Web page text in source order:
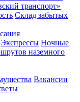
транспорт»
Склад забытых
Экспрессы Ночные
наземного
Вакансии